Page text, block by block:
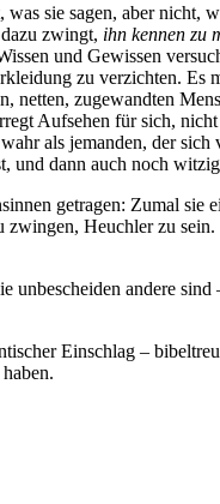
sie sagen, aber nicht,
zwingt, ihn kennen zu
und Gewissen
zu verzichten. Es
zugewandten
Aufsehen für sich,
als jemanden, der
und dann auch noch
getragen: Zumal sie
Heuchler zu
unbescheiden andere
Einschlag –